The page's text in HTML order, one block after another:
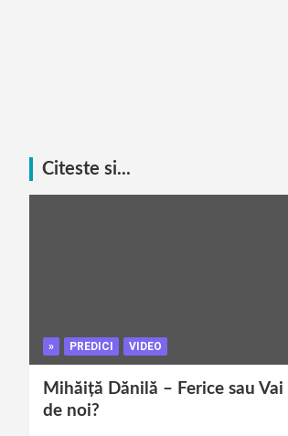
Citeste si...
» PREDICI VIDEO
Mihăiță Dănilă – Ferice sau Vai
de noi?